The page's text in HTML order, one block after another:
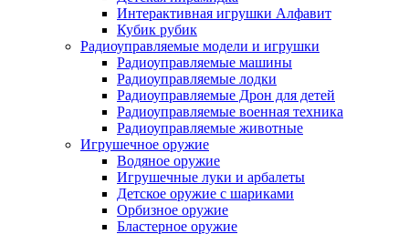
Интерактивная игрушки Алфавит
Кубик рубик
Радиоуправляемые модели и игрушки
Радиоуправляемые машины
Радиоуправляемые лодки
Радиоуправляемые Дрон для детей
Радиоуправляемые военная техника
Радиоуправляемые животные
Игрушечное оружие
Водяное оружие
Игрушечные луки и арбалеты
Детское оружие с шариками
Орбизное оружие
Бластерное оружие